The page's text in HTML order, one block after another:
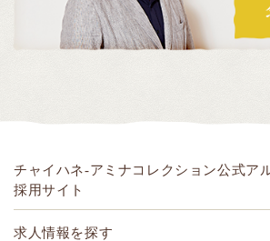
チャイハネ-アミナコレクション公式ア
採用サイト
求人情報を探す